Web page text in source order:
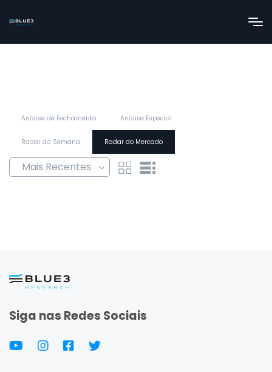
Análise de Fechamento Análise Especial
Radar da Semana Radar do Mercado
Siga nas Redes Sociais